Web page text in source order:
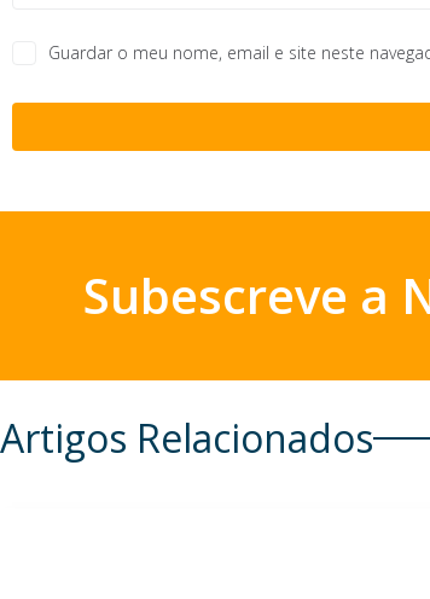
Guardar o meu nome, email e site neste
Subescreve a
Artigos Relacionados